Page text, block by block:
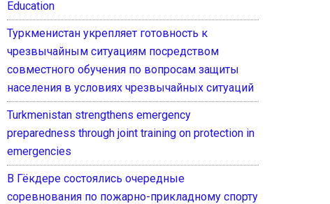
Education
Туркменистан укрепляет готовность к
чрезвычайным ситуациям посредством
совместного обучения по вопросам защиты
населения в условиях чрезвычайных ситуаций
Turkmenistan strengthens emergency
preparedness through joint training on protection in
emergencies
В Гёкдере состоялись очередные
соревнования по пожарно-прикладному спорту